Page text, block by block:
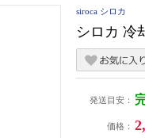
siroca シロカ
シロカ 冷
発送目安：
価格：